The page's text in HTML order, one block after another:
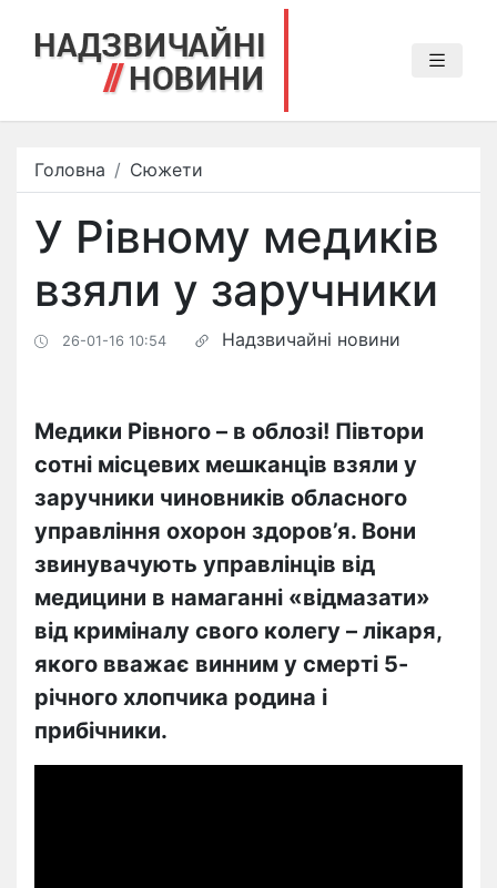
Головна Сюжети
У Рівному медиків
взяли у заручники
26-01-16 10:54 Надзвичайні новини
Медики Рівного – в облозі! Півтори
сотні місцевих мешканців взяли у
заручники чиновників обласного
управління охорон здоров’я. Вони
звинувачують управлінців від
медицини в намаганні «відмазати»
від криміналу свого колегу – лікаря,
якого вважає винним у смерті 5-
річного хлопчика родина і
прибічники.